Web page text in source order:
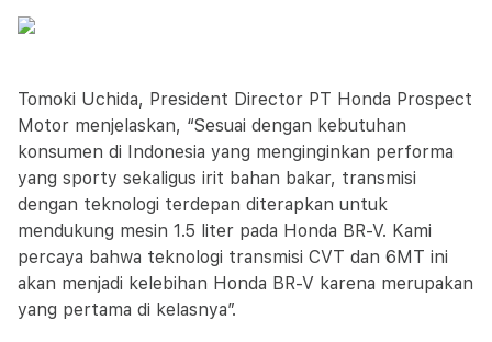
Tomoki Uchida, President Director PT Honda Prospect
Motor menjelaskan, “Sesuai dengan kebutuhan
konsumen di Indonesia yang menginginkan performa
yang sporty sekaligus irit bahan bakar, transmisi
dengan teknologi terdepan diterapkan untuk
mendukung mesin 1.5 liter pada Honda BR-V. Kami
percaya bahwa teknologi transmisi CVT dan 6MT ini
akan menjadi kelebihan Honda BR-V karena merupakan
yang pertama di kelasnya”.